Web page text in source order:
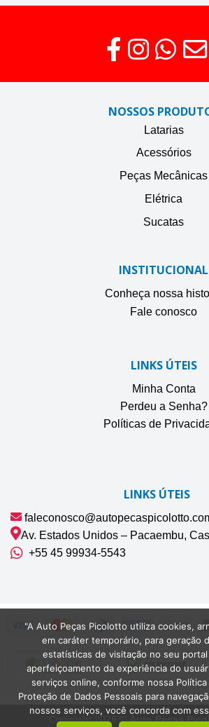
NOSSOS
Latarias
Acessórios
Peças Mecânicas
Elétrica
Sucatas
INSTITUCIONAL
Conheça nossa
Fale conosco
LINKS ÚTEIS
Minha Conta
Perdeu a Senha?
Políticas de
LINKS ÚTEIS
Av. Estados Unidos – Pacaembu,
+55 45 99934‑5543‬
Copyright 2026 ©Auto Peças
"A Auto Peças Picolotto utiliza cookies,
em caráter temporário, para geração
estatísticas de visitação no seu
aperfeiçoamento da experiência do
serviços online, conforme nossa Política
Proteção de Dados Pessoais para
nossos serviços, você concorda com